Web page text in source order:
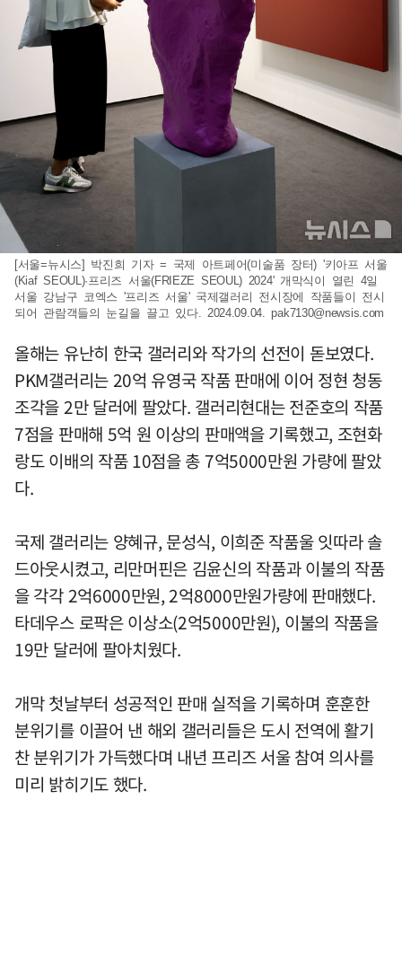
[서울=뉴시스] 박진희 기자 = 국제 아트페어(미술품 장터) '키아프 서울
(Kiaf SEOUL)·프리즈 서울(FRIEZE SEOUL) 2024' 개막식이 열린 4일
서울 강남구 코엑스 '프리즈 서울' 국제갤러리 전시장에 작품들이 전시
되어 관람객들의 눈길을 끌고 있다. 2024.09.04.pak7130@newsis.com
올해는 유난히 한국 갤러리와 작가의 선전이 돋보였다.
PKM갤러리는 20억 유영국 작품 판매에 이어 정현 청동
조각을 2만 달러에 팔았다. 갤러리현대는 전준호의 작품
7점을 판매해 5억 원 이상의 판매액을 기록했고, 조현화
랑도 이배의 작품 10점을 총 7억5000만원 가량에 팔았
다.
국제 갤러리는 양혜규, 문성식, 이희준 작품울 잇따라 솔
드아웃시켰고, 리만머핀은 김윤신의 작품과 이불의 작품
을 각각 2억6000만원, 2억8000만원가량에 판매했다.
타데우스 로팍은 이상소(2억5000만원), 이불의 작품을
19만 달러에 팔아치웠다.
개막 첫날부터 성공적인 판매 실적을 기록하며 훈훈한
분위기를 이끌어 낸 해외 갤러리들은 도시 전역에 활기
찬 분위기가 가득했다며 내년 프리즈 서울 참여 의사를
미리 밝히기도 했다.